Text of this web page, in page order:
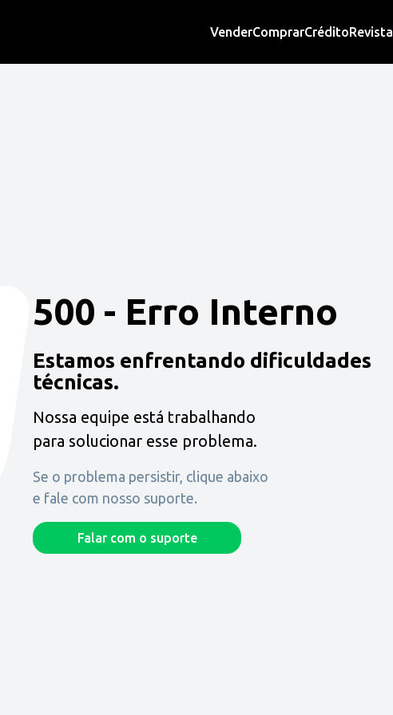
VenderComprarCréditoRevista
500 - Erro Interno
Estamos enfrentando dificuldades
técnicas.
Nossa equipe está trabalhando
para solucionar esse problema.
Se o problema persistir, clique abaixo
e fale com nosso suporte.
Falar com o suporte